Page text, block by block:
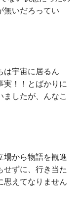
無いだろってい
は宇宙に居るん
！！とばかりに
ましたが、んなこ
場から物語を観進
ずに、 行き当た
思えてなりません